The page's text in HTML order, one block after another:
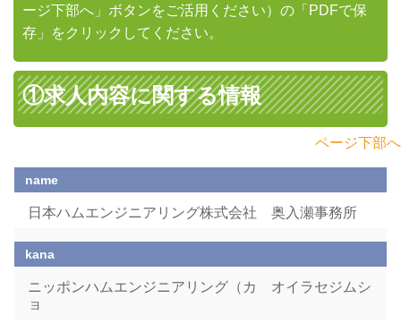
お問い合わせ
ージ下部へ」ボタンをご活用ください）の「PDFで保
存」をクリックしてください。
①求人内容に関する情報
ページ下部へ
name
日本ハムエンジニアリング株式会社 奥入瀬事務所
kana
ニッポンハムエンジニアリング（カ オイラセジムシ
ョ